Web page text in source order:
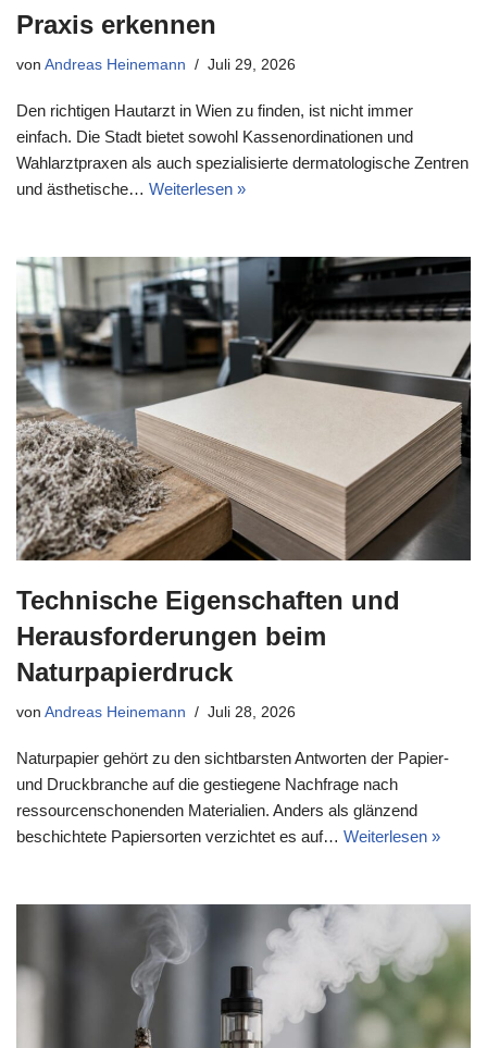
Praxis erkennen
von Andreas Heinemann Juli 29, 2026
Den richtigen Hautarzt in Wien zu finden, ist nicht immer
einfach. Die Stadt bietet sowohl Kassenordinationen und
Wahlarztpraxen als auch spezialisierte dermatologische Zentren
und ästhetische… Weiterlesen »
Technische Eigenschaften und
Herausforderungen beim
Naturpapierdruck
von Andreas Heinemann Juli 28, 2026
Naturpapier gehört zu den sichtbarsten Antworten der Papier-
und Druckbranche auf die gestiegene Nachfrage nach
ressourcenschonenden Materialien. Anders als glänzend
beschichtete Papiersorten verzichtet es auf… Weiterlesen »